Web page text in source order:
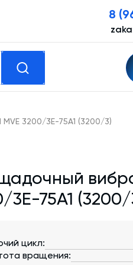
8
услуги
перевооружение
Зимний комплект.
Доставка, шеф-монтаж и
3200/3E-75A1 (3200/3)
3E-75A1 (3200/
цикл:
вращения: